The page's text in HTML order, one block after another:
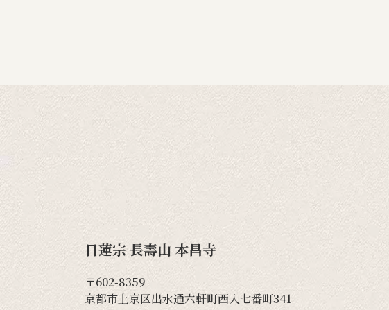
日蓮宗 長壽山 本昌寺
〒602-8359
京都市上京区出水通六軒町西入七番町341